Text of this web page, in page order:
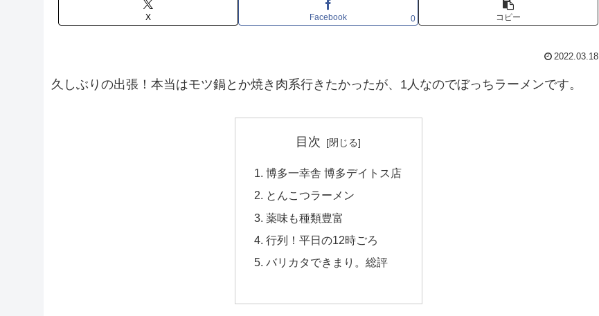
X Facebook 0 コピー
2022.03.18
久しぶりの出張！本当はモツ鍋とか焼き肉系行きたかったが、1人なのでぼっちラーメンです。
目次
博多一幸舎 博多デイトス店
とんこつラーメン
薬味も種類豊富
行列！平日の12時ごろ
バリカタできまり。総評